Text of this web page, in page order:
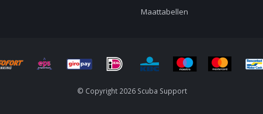
Maattabellen
© Copyright 2026 Scuba Support